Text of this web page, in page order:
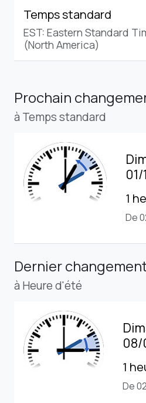
Temps standard
EST: Eastern Standard
(North America)
Prochain
à Temps standard
1
De
Dernier
à Heure d'été
1
De